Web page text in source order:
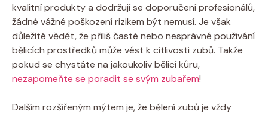
kvalitní produkty a dodržují se doporučení profesionálů,
žádné vážné poškození rizikem být nemusí. Je však
důležité vědět, že příliš časté nebo nesprávné používání
bělicích prostředků může vést k citlivosti zubů. Takže
pokud se chystáte na jakoukoliv bělicí kůru,
nezapomeňte se poradit se svým zubařem!
Dalším rozšířeným mýtem je, že bělení zubů je vždy